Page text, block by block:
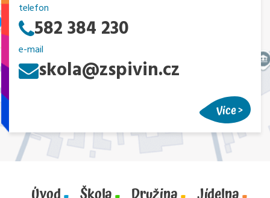
telefon
582 384 230
e-mail
skola@zspivin.cz
Více